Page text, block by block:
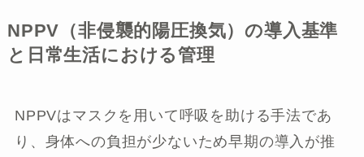
NPPV（非侵襲的陽圧換気）の導入基準
と日常生活における管理
NPPVはマスクを用いて呼吸を助ける手法であ
り、身体への負担が少ないため早期の導入が推